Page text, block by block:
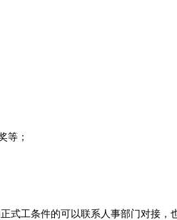
等；
式工条件的可以联系人事部门对接，